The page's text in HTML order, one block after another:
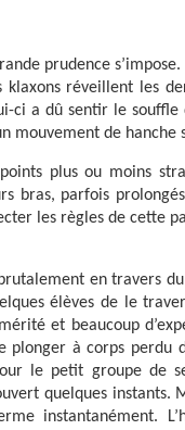
prudence
réveillent les
ci a dû sentir le souffle
mouvement de hanche
plus ou moins
bras, parfois
les règles de cette
en travers
élèves de le
et beaucoup
à corps perdu
le petit groupe de
quelques instants.
instantanément.